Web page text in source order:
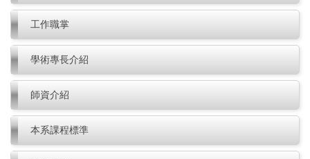
工作職掌
學術專長介紹
師資介紹
本系課程標準